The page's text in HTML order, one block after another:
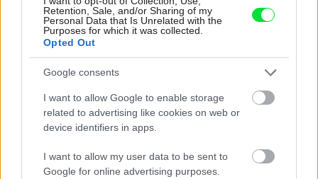
Retention, Sale, and/or Sharing of my
Personal Data that Is Unrelated with the
Purposes for which it was collected.
Opted Out
Google consents
I want to allow Google to enable storage
related to advertising like cookies on web or
device identifiers in apps.
I want to allow my user data to be sent to
Google for online advertising purposes.
predsieň,sklo,biela